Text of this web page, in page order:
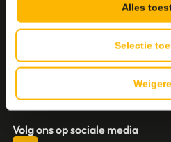
Alles
Selectie
Deskundig advies op
Neem contact met ons op
Cleanil Schoonmaakproducten
Bijsterhuizen 2003, 6604 LH Wijchen
info@cleanil.nl
Volg ons op sociale media